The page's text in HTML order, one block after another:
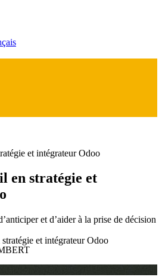
et intégrateur Odoo
en stratégie et
et d’aider à la prise de décision